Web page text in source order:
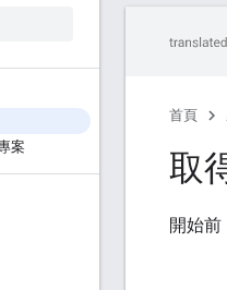
案
首頁
取
開始前